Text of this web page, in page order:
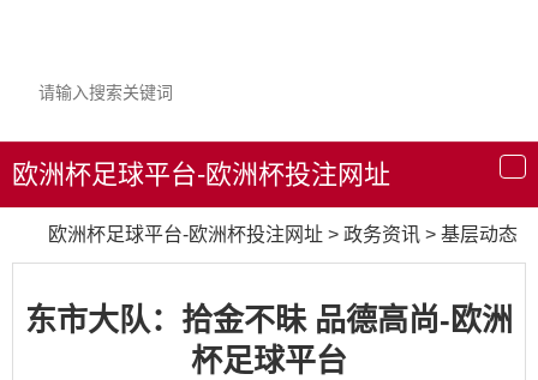
导
航
欧洲杯足球平台-欧洲杯投注网址
欧洲杯足球平台-欧洲杯投注网址 > 政务资讯 > 基层动态
东市大队：拾金不昧 品德高尚-欧洲
杯足球平台